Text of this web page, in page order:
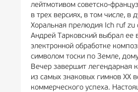
лейтмотивом советско-
в трех версиях, в том числе, в
Хоральная прелюдия Ich ruf zu
Андрей Тарковский выбрал ее
электронной обработке
символом тоски по Земле,
Вечер завершит легендарная
из самых знаковых гимнов XX
коммерческого успеха.